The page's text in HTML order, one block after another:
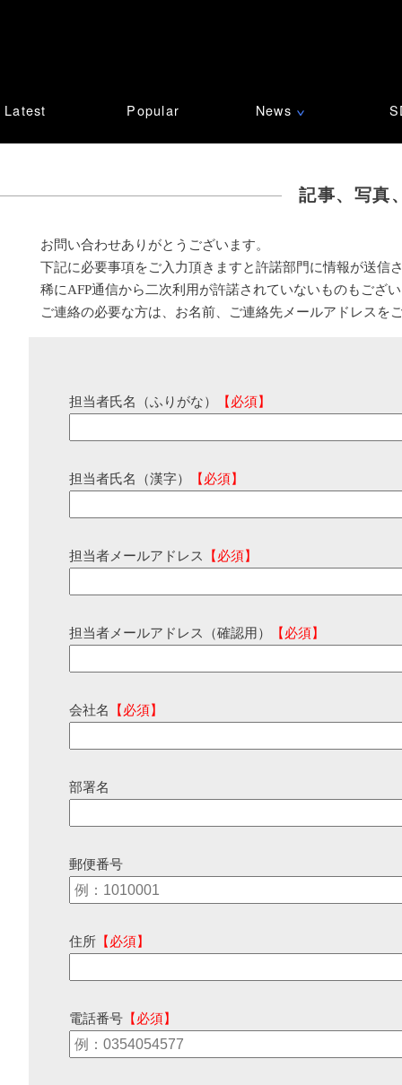
Latest Popular News ∨
記事、写真
お問い合わせありがとうございます。
下記に必要事項をご入力頂きますと許諾部門に情報が送信
稀にAFP通信から二次利用が許諾されていないものもござ
ご連絡の必要な方は、お名前、ご連絡先メールアドレスを
担当者氏名（ふりがな） 【必須】
担当者氏名（漢字） 【必須】
担当者メールアドレス 【必須】
担当者メールアドレス（確認用） 【必須】
会社名 【必須】
部署名
郵便番号
住所 【必須】
電話番号 【必須】